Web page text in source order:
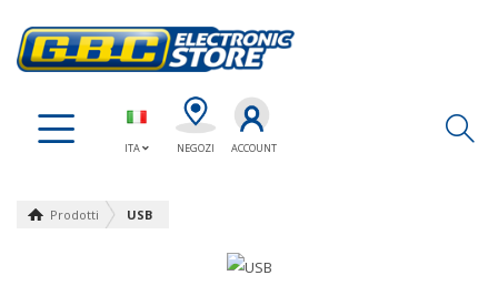
ITA NEGOZI ACCOUNT
Prodotti USB